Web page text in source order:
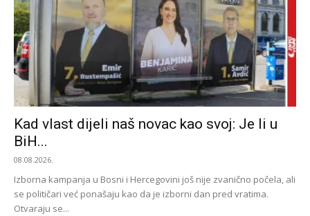
Kad vlast dijeli naš novac kao svoj: Je li u
BiH...
08.08.2026.
Izborna kampanja u Bosni i Hercegovini još nije zvanično počela, ali
se političari već ponašaju kao da je izborni dan pred vratima.
Otvaraju se...